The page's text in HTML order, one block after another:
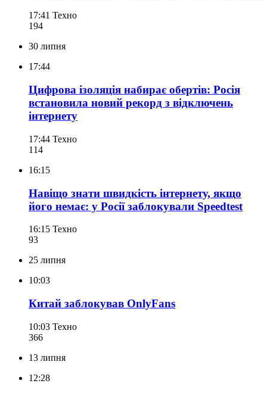
17:41 Техно
194
30 липня
17:44
Цифрова ізоляція набирає обертів: Росія
встановила новий рекорд з відключень
інтернету
17:44 Техно
114
16:15
Навіщо знати швидкість інтернету, якщо
його немає: у Росії заблокували Speedtest
16:15 Техно
93
25 липня
10:03
Китай заблокував OnlyFans
10:03 Техно
366
13 липня
12:28